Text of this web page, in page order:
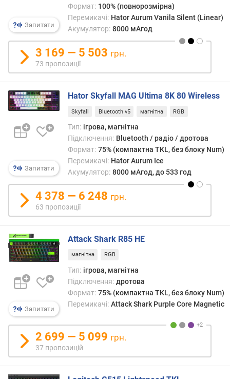
зі
для
у
екран
у
м
з
а
д
а
т
д
о
д
а
н
я
з
а
і
л
ь
к
і
с
Запитати
Формат: 100% (повнорозмірна)
Перемикачі: Hator Aurum Vanila Silent (Linear)
Акумулятор: 8000 мАгод
3 169 — 5 503 грн.
73 пропозиції
Запитати
Hator Skyfall MAG Ultima 8K 80 Wireless
Skyfall Bluetooth v5 магнітна RGB
Тип: ігрова, магнітна
Підключення: Bluetooth / радіо / дротова
Формат: 75% (компактна TKL, без блоку Num)
Перемикачі: Hator Aurum Ice
Акумулятор: 8000 мАгод, до 533 год
4 378 — 6 248 грн.
63 пропозиції
Запитати
Attack Shark R85 HE
магнітна RGB
Тип: ігрова, магнітна
Підключення: дротова
Формат: 75% (компактна TKL, без блоку Num)
Перемикачі: Attack Shark Purple Core Magnetic
2 699 — 5 099 грн.
37 пропозицій